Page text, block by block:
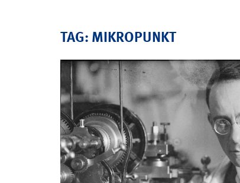
TAG: MIKROPUNKT